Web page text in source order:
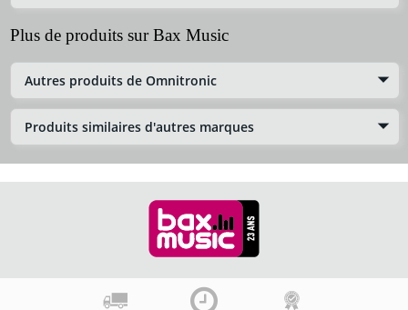
Plus de produits sur Bax Music
Autres produits de Omnitronic
Produits similaires d'autres marques